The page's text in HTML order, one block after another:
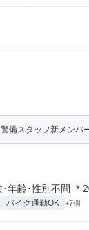
備スタッフ新メンバ
年齢･性別不問 ＊
バイク通勤OK +7個